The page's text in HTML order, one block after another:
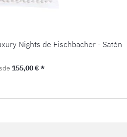
Nights de Fischbacher - Satén
normal:
155,00 € *